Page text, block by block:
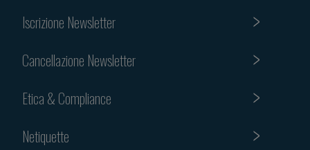
Iscrizione Newsletter
Cancellazione Newsletter
Etica & Compliance
Netiquette